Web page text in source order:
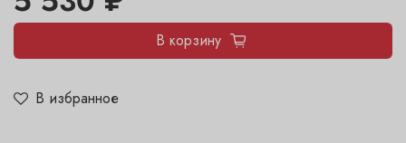
В избранное
В корзину